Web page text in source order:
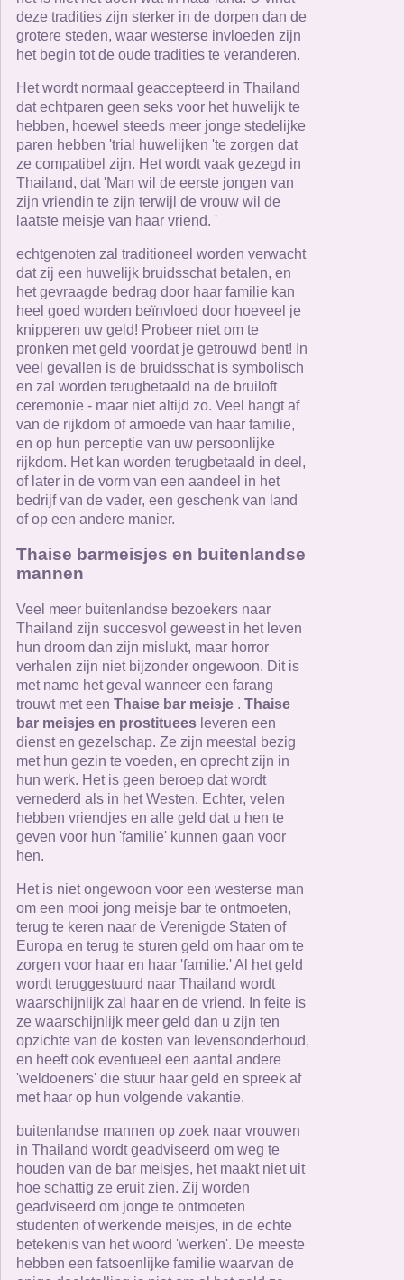
deze tradities zijn sterker in de dorpen dan de
grotere steden, waar westerse invloeden zijn
het begin tot de oude tradities te veranderen.
Het wordt normaal geaccepteerd in Thailand
dat echtparen geen seks voor het huwelijk te
hebben, hoewel steeds meer jonge stedelijke
paren hebben 'trial huwelijken 'te zorgen dat
ze compatibel zijn. Het wordt vaak gezegd in
Thailand, dat 'Man wil de eerste jongen van
zijn vriendin te zijn terwijl de vrouw wil de
laatste meisje van haar vriend. '
echtgenoten zal traditioneel worden verwacht
dat zij een huwelijk bruidsschat betalen, en
het gevraagde bedrag door haar familie kan
heel goed worden beïnvloed door hoeveel je
knipperen uw geld! Probeer niet om te
pronken met geld voordat je getrouwd bent! In
veel gevallen is de bruidsschat is symbolisch
en zal worden terugbetaald na de bruiloft
ceremonie - maar niet altijd zo. Veel hangt af
van de rijkdom of armoede van haar familie,
en op hun perceptie van uw persoonlijke
rijkdom. Het kan worden terugbetaald in deel,
of later in de vorm van een aandeel in het
bedrijf van de vader, een geschenk van land
of op een andere manier.
Thaise barmeisjes en buitenlandse
mannen
Veel meer buitenlandse bezoekers naar
Thailand zijn succesvol geweest in het leven
hun droom dan zijn mislukt, maar horror
verhalen zijn niet bijzonder ongewoon. Dit is
met name het geval wanneer een farang
trouwt met een Thaise bar meisje . Thaise
bar meisjes en prostituees leveren een
dienst en gezelschap. Ze zijn meestal bezig
met hun gezin te voeden, en oprecht zijn in
hun werk. Het is geen beroep dat wordt
vernederd als in het Westen. Echter, velen
hebben vriendjes en alle geld dat u hen te
geven voor hun 'familie' kunnen gaan voor
hen.
Het is niet ongewoon voor een westerse man
om een ​​mooi jong meisje bar te ontmoeten,
terug te keren naar de Verenigde Staten of
Europa en terug te sturen geld om haar om te
zorgen voor haar en haar 'familie.' Al het geld
wordt teruggestuurd naar Thailand wordt
waarschijnlijk zal haar en de vriend. In feite is
ze waarschijnlijk meer geld dan u zijn ten
opzichte van de kosten van levensonderhoud,
en heeft ook eventueel een aantal andere
'weldoeners' die stuur haar geld en spreek af
met haar op hun volgende vakantie.
buitenlandse mannen op zoek naar vrouwen
in Thailand wordt geadviseerd om weg te
houden van de bar meisjes, het maakt niet uit
hoe schattig ze eruit zien. Zij worden
geadviseerd om jonge te ontmoeten
studenten of werkende meisjes, in de echte
betekenis van het woord 'werken'. De meeste
hebben een fatsoenlijke familie waarvan de